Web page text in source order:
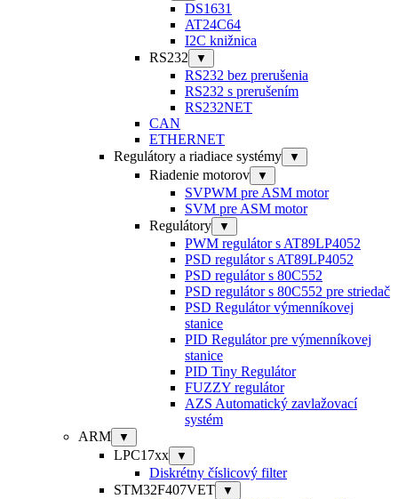
DS1631
AT24C64
I2C knižnica
RS232
▼
RS232 bez prerušenia
RS232 s prerušením
RS232NET
CAN
ETHERNET
Regulátory a riadiace systémy
▼
Riadenie motorov ▼
SVPWM pre ASM motor
SVM pre ASM motor
Regulátory
▼
PWM regulátor s AT89LP4052
PSD regulátor s AT89LP4052
PSD regulátor s 80C552
PSD regulátor s 80C552 pre striedač
PSD Regulátor výmenníkovej
stanice
PID Regulátor pre výmenníkovej
stanice
PID Tiny Regulátor
FUZZY regulátor
AZS Automatický zavlažovací
systém
ARM
▼
LPC17xx ▼
Diskrétny číslicový filter
STM32F407VET
▼